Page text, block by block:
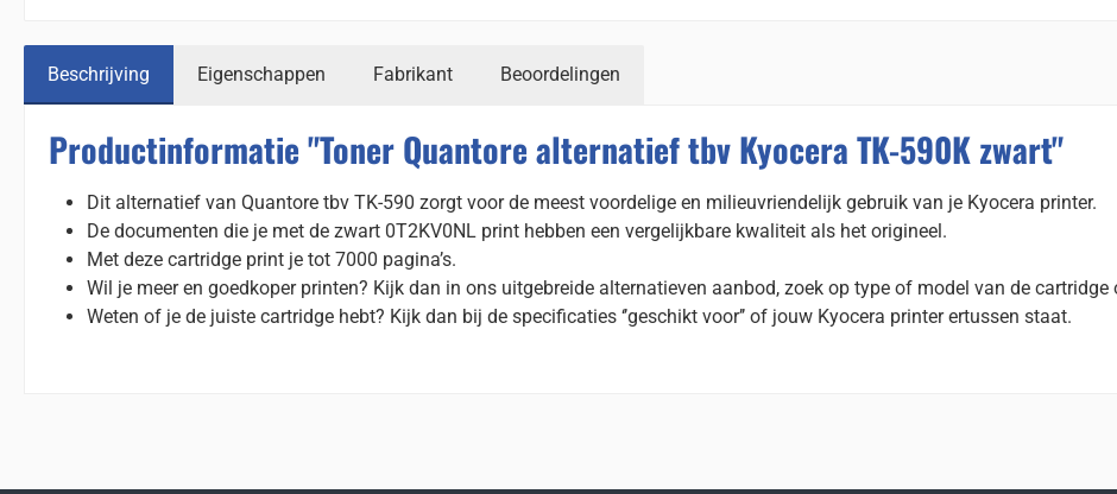
Beschrijving Eigenschappen Fabrikant Beoordelingen
Productinformatie "Toner Quantore alternatief tbv Kyocera TK-590K zwart"
Dit alternatief van Quantore tbv TK-590 zorgt voor de meest voordelige en milieuvriendelijk gebruik van je Kyocera printer.
De documenten die je met de zwart 0T2KV0NL print hebben een vergelijkbare kwaliteit als het origineel.
Met deze cartridge print je tot 7000 pagina’s.
Wil je meer en goedkoper printen? Kijk dan in ons uitgebreide alternatieven aanbod, zoek op type of model van de
Weten of je de juiste cartridge hebt? Kijk dan bij de specificaties ‘’geschikt voor’’ of jouw Kyocera printer ertussen staat.